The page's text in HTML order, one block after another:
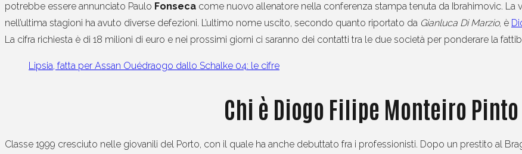
potrebbe essere annunciato Paulo Fonseca come nuovo allenatore nella conferenza stampa tenuta da Ibrahimovic.
nell’ultima stagioni ha avuto diverse defezioni. L’ultimo nome uscito, secondo quanto riportato da Gianluca Di Marzio, è
La cifra richiesta è di 18 milioni di euro e nei prossimi giorni ci saranno dei contatti tra le due società per ponderare la
Lipsia, fatta per Assan Ouédraogo dallo Schalke 04: le cifre
Chi è Diogo Filipe Monteiro
Classe 1999 cresciuto nelle giovanili del Porto, con il quale ha anche debuttato fra i professionisti. Dopo un prestito al